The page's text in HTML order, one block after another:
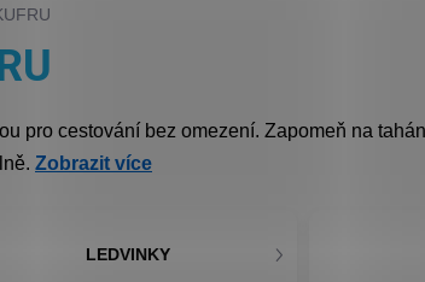
pro cestování bez omezení. Zapomeň na
Zobrazit více
LEDVINKY